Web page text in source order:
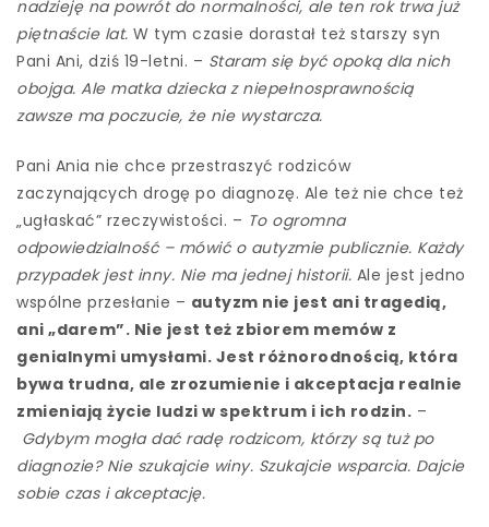
nadzieję na powrót do normalności, ale ten rok trwa już
piętnaście lat. W tym czasie dorastał też starszy syn
Pani Ani, dziś 19-letni. – Staram się być opoką dla nich
obojga. Ale matka dziecka z niepełnosprawnością
zawsze ma poczucie, że nie wystarcza.
Pani Ania nie chce przestraszyć rodziców
zaczynających drogę po diagnozę. Ale też nie chce też
„ugłaskać” rzeczywistości. – To ogromna
odpowiedzialność – mówić o autyzmie publicznie. Każdy
przypadek jest inny. Nie ma jednej historii. Ale jest jedno
wspólne przesłanie – autyzm nie jest ani tragedią,
ani „darem”. Nie jest też zbiorem memów z
genialnymi umysłami. Jest różnorodnością, która
bywa trudna, ale zrozumienie i akceptacja realnie
zmieniają życie ludzi w spektrum i ich rodzin. –
Gdybym mogła dać radę rodzicom, którzy są tuż po
diagnozie? Nie szukajcie winy. Szukajcie wsparcia. Dajcie
sobie czas i akceptację.